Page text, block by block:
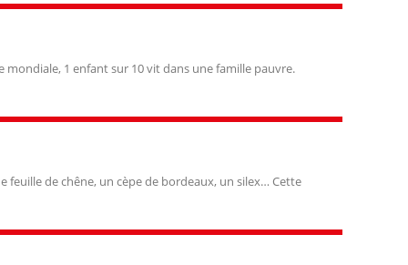
mondiale, 1 enfant sur 10 vit dans une famille pauvre.
feuille de chêne, un cèpe de bordeaux, un silex… Cette